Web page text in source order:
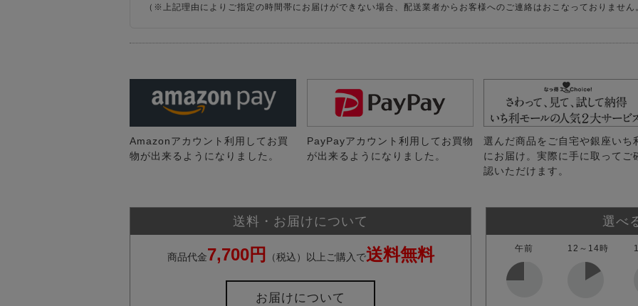
（※上記理由によりご指定の時間帯にお届けができない場合、配送業者からお客様へのご連絡はおこなっておりません
Amazonアカウント利用してお買
物が出来るようになりました。
PayPayアカウント利用してお買物
が出来るようになりました。
選んだ商品をご自宅や銀座いち
にお届け。実際に手に取ってご
認いただけます。
送料・お届けについて
商品代金7,700円 （税込）以上ご購入で送料無料
お届けについて
選べ
午前 12～14時